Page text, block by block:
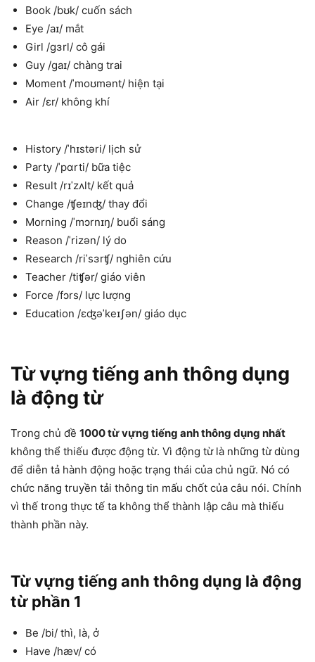
Book /bʊk/ cuốn sách
Eye /aɪ/ mắt
Girl /gɜrl/ cô gái
Guy /gaɪ/ chàng trai
Moment /ˈmoʊmənt/ hiện tại
Air /ɛr/ không khí
History /ˈhɪstəri/ lịch sử
Party /ˈpɑrti/ bữa tiệc
Result /rɪˈzʌlt/ kết quả
Change /ʧeɪnʤ/ thay đổi
Morning /ˈmɔrnɪŋ/ buổi sáng
Reason /ˈrizən/ lý do
Research /riˈsɜrʧ/ nghiên cứu
Teacher /tiʧər/ giáo viên
Force /fɔrs/ lực lượng
Education /ɛʤəˈkeɪʃən/ giáo dục
Từ vựng tiếng anh thông dụng
là động từ
Trong chủ đề 1000 từ vựng tiếng anh thông dụng nhất
không thể thiếu được động từ. Vì động từ là những từ dùng
để diễn tả hành động hoặc trạng thái của chủ ngữ. Nó có
chức năng truyền tải thông tin mấu chốt của câu nói. Chính
vì thế trong thực tế ta không thể thành lập câu mà thiếu
thành phần này.
Từ vựng tiếng anh thông dụng là động
từ phần 1
Be /bi/ thì, là, ở
Have /hæv/ có